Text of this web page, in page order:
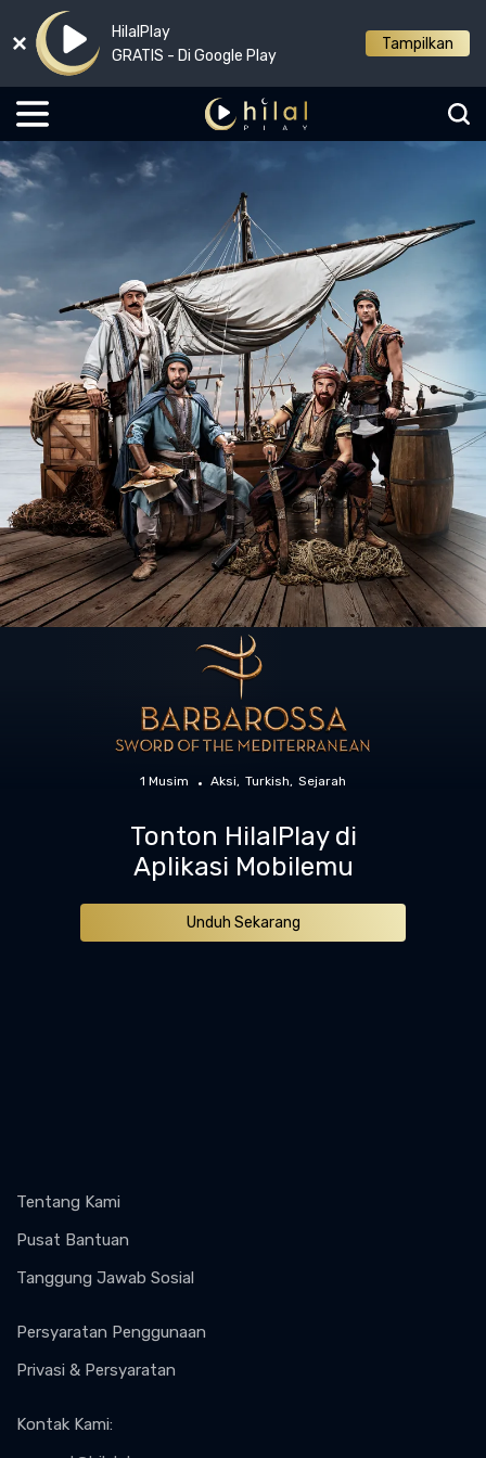
HilalPlay
GRATIS - Di Google Play
Tampilkan
1 Musim Aksi Turkish Sejarah
Tonton HilalPlay di
Aplikasi Mobilemu
Unduh Sekarang
Tentang Kami
Pusat Bantuan
Tanggung Jawab Sosial
Persyaratan Penggunaan
Privasi & Persyaratan
Kontak Kami: